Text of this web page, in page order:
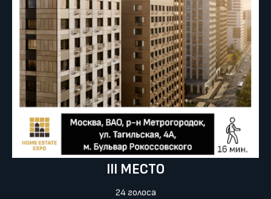
III МЕСТО
24 голоса